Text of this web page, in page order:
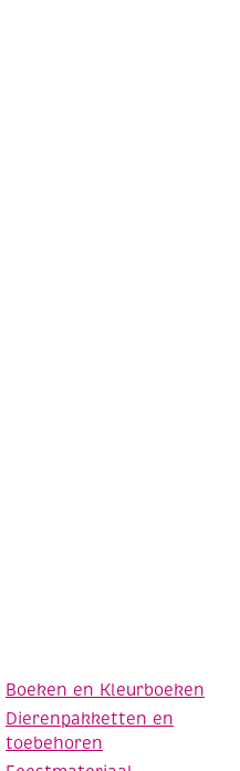
Boeken en Kleurboeken
Dierenpakketten en
toebehoren